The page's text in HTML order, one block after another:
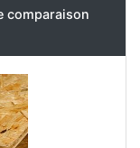
comparaison